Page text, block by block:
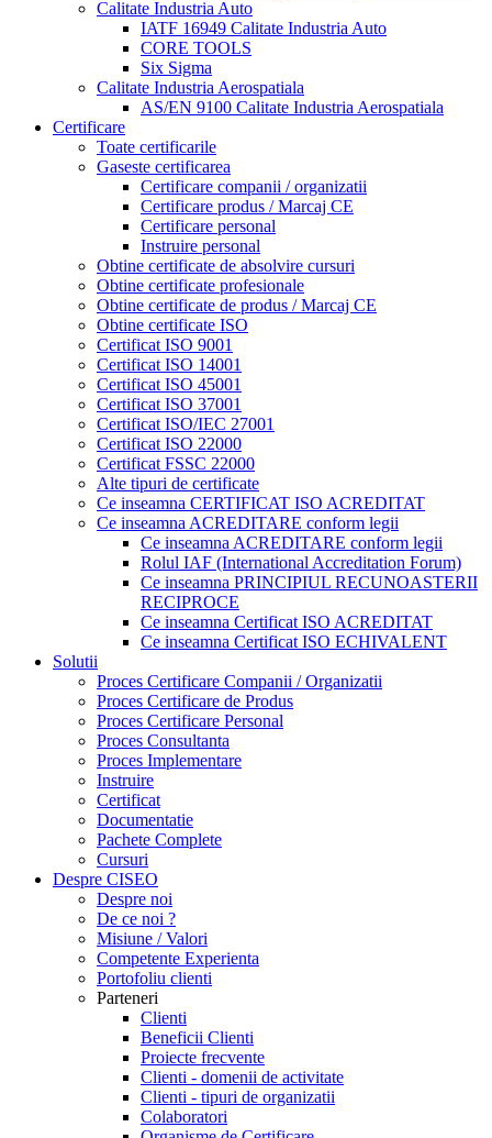
Calitate Industria Auto
IATF 16949 Calitate Industria Auto
CORE TOOLS
Six Sigma
Calitate Industria Aerospatiala
AS/EN 9100 Calitate Industria Aerospatiala
Certificare
Toate certificarile
Gaseste certificarea
Certificare companii / organizatii
Certificare produs / Marcaj CE
Certificare personal
Instruire personal
Obtine certificate de absolvire cursuri
Obtine certificate profesionale
Obtine certificate de produs / Marcaj CE
Obtine certificate ISO
Certificat ISO 9001
Certificat ISO 14001
Certificat ISO 45001
Certificat ISO 37001
Certificat ISO/IEC 27001
Certificat ISO 22000
Certificat FSSC 22000
Alte tipuri de certificate
Ce inseamna CERTIFICAT ISO ACREDITAT
Ce inseamna ACREDITARE conform legii
Ce inseamna ACREDITARE conform legii
Rolul IAF (International Accreditation Forum)
Ce inseamna PRINCIPIUL RECUNOASTERII
RECIPROCE
Ce inseamna Certificat ISO ACREDITAT
Ce inseamna Certificat ISO ECHIVALENT
Solutii
Proces Certificare Companii / Organizatii
Proces Certificare de Produs
Proces Certificare Personal
Proces Consultanta
Proces Implementare
Instruire
Certificat
Documentatie
Pachete Complete
Cursuri
Despre CISEO
Despre noi
De ce noi ?
Misiune / Valori
Competente Experienta
Portofoliu clienti
Parteneri
Clienti
Beneficii Clienti
Proiecte frecvente
Clienti - domenii de activitate
Clienti - tipuri de organizatii
Colaboratori